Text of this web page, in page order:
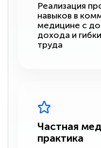
Реализация
навыков в
медицине с
дохода и
труда
Частная
практика